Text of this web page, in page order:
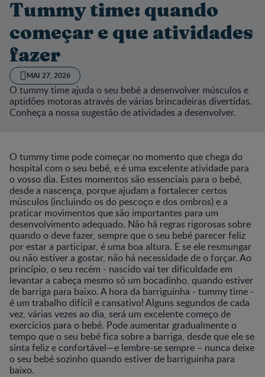
Tummy time: quando
começar e que atividades
fazer
MAI 27, 2026
O tummy time ajuda o seu bebé a desenvolver músculos e
aptidões motoras através de várias brincadeiras divertidas.
Conheça a nossa sugestão de atividades a desenvolver.
O tummy time pode começar no momento que chega do
hospital com o seu bebé, e é uma excelente atividade para
o vosso dia. Estes momentos são essenciais para o bebé,
desde a nascença, porque ajudam a fortalecer certos
músculos (incluindo os do pescoço e dos ombros) e a
praticar movimentos que são importantes para um
desenvolvimento adequado. Não há regras rigorosas sobre
quando o deve fazer, sempre que o seu bebé parecer feliz
por estar a participar, é uma boa altura. E se ele resmungar
ou não estiver a gostar, não há necessidade de o forçar. Ao
princípio, o seu recém - nascido vai ter dificuldade em
levantar a cabeça mesmo só um bocadinho, quando estiver
de barriga para baixo. A hora da barriguinha - tummy time -
é um trabalho difícil e cansativo! Alguns segundos de cada
vez, várias vezes ao dia, será um excelente começo de
exercícios para o bebé. Pode aumentar gradualmente o
tempo que o seu bebé fica sobre a barriga, desde que ele se
sinta feliz e confortável—e lembre-se sempre – nunca deixe
o seu bebé sozinho quando estiver de barriguinha para
baixo.